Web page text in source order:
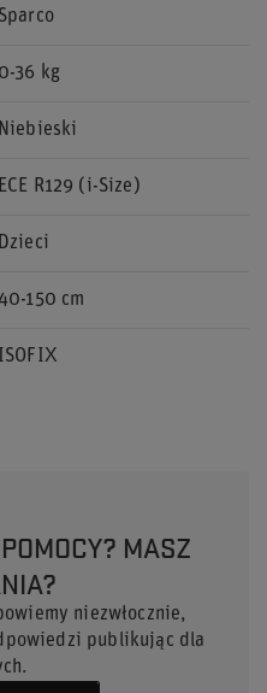
Sparco
0-36 kg
Niebieski
ECE R129 (i-Size)
Dzieci
40-150 cm
ISOFIX
MASZ
niezwłocznie,
publikując dla